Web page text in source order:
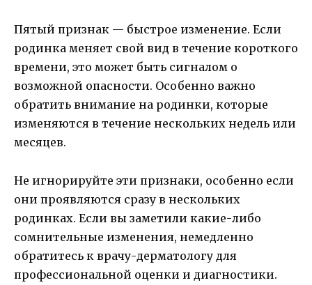
Пятый признак — быстрое изменение. Если
родинка меняет свой вид в течение короткого
времени, это может быть сигналом о
возможной опасности. Особенно важно
обратить внимание на родинки, которые
изменяются в течение нескольких недель или
месяцев.
Не игнорируйте эти признаки, особенно если
они проявляются сразу в нескольких
родинках. Если вы заметили какие-либо
сомнительные изменения, немедленно
обратитесь к врачу-дерматологу для
профессиональной оценки и диагностики.